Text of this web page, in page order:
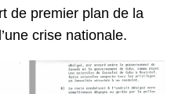
de premier plan de la
crise nationale.